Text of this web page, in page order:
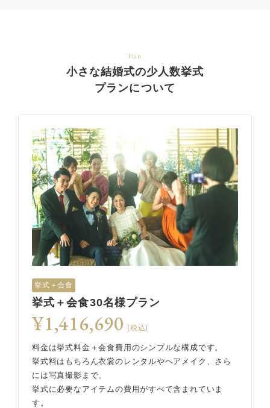
Plan
小さな結婚式の少人数挙式
プランについて
挙式＋会食
挙式＋会食30名様プラン
¥1,416,690 (税込)
料金は挙式料金＋会食費用のシンプルな構成です。
挙式料はもちろん衣裳のレンタルやヘアメイク、さら
には写真撮影まで、
挙式に必要なアイテムの費用がすべて含まれていま
す。